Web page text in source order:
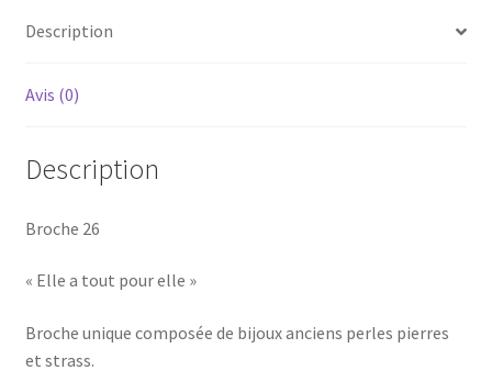
Description
Avis (0)
Description
Broche 26
« Elle a tout pour elle »
Broche unique composée de bijoux anciens perles pierres
et strass.